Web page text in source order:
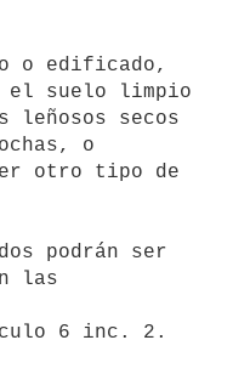
el suelo limpio
leñosos secos
o
otro tipo de
las
6 inc. 2.